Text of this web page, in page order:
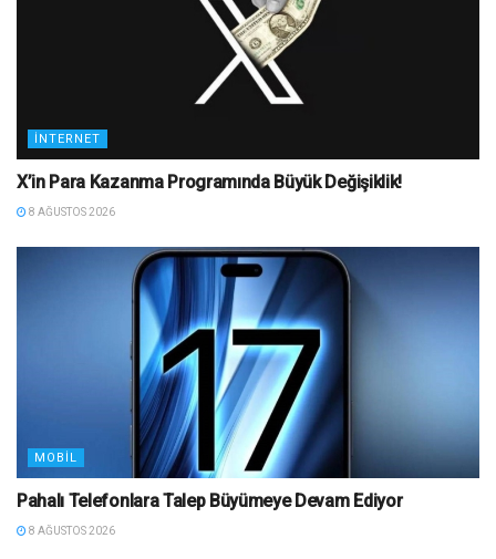
İNTERNET
X’in Para Kazanma Programında Büyük Değişiklik!
8 AĞUSTOS 2026
MOBIL
Pahalı Telefonlara Talep Büyümeye Devam Ediyor
8 AĞUSTOS 2026